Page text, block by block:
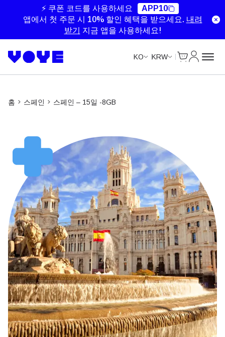
⚡ 쿠폰 코드를 사용하세요
APP10
앱에서 첫 주문 시 10% 할인 혜택을 받으세요. 내려
받기
지금 앱을 사용하세요!
KO KRW
홈 스페인 스페인 – 15일 -8GB
Unlimited Data
Unlimited Data
Unlimited Data